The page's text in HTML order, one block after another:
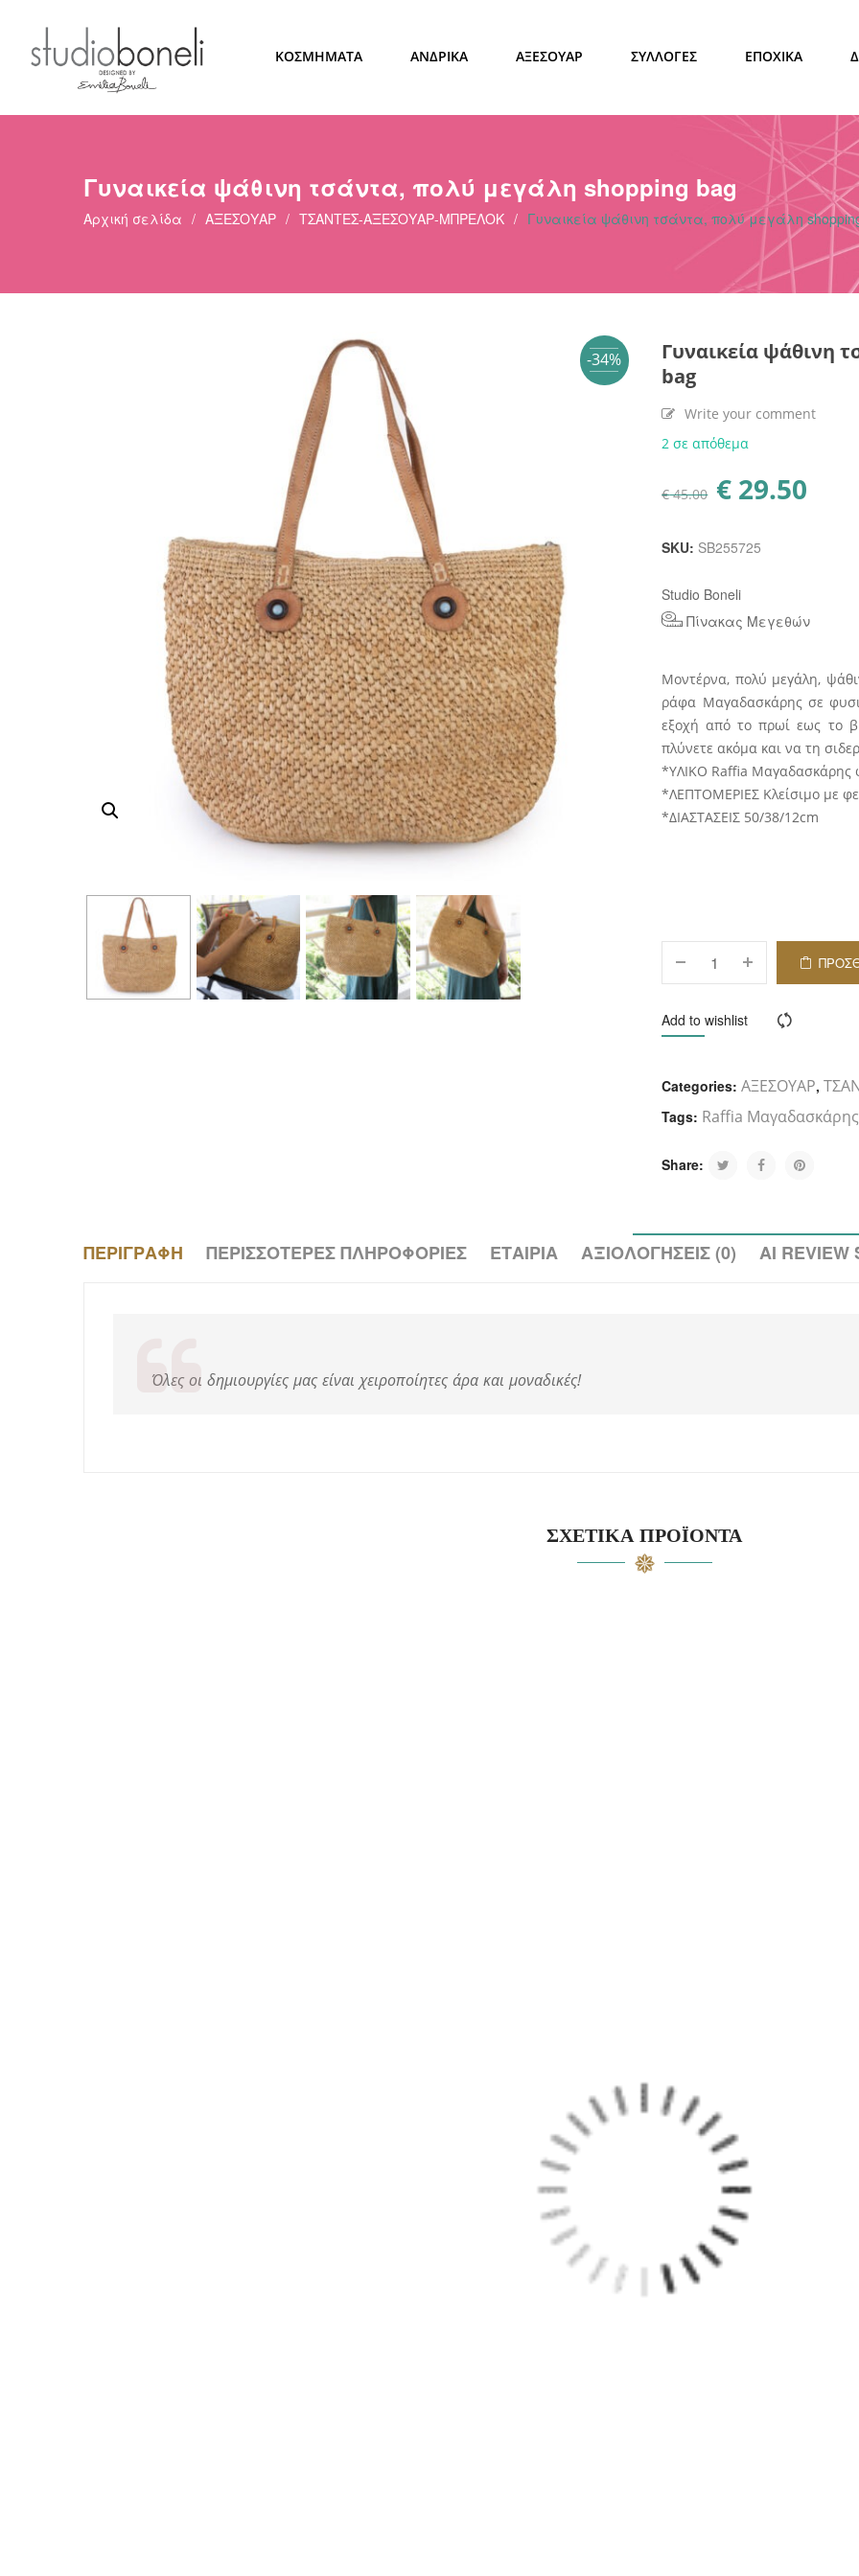
ΚΟΣΜΗΜΑΤΑ ΑΝΔΡΙΚΑ ΑΞΕΣΟΥΑΡ ΣΥΛΛΟΓΕΣ ΕΠΟΧΙΚΑ
Γυναικεία ψάθινη τσάντα, πολύ μεγάλη shopping bag
Αρχική σελίδα / ΑΞΕΣΟΥΑΡ / ΤΣΑΝΤΕΣ-ΑΞΕΣΟΥΑΡ-ΜΠΡΕΛΟΚ / Γυναικεία ψάθινη τσάντα, πολύ μεγάλη
-34%
Γυναικεία ψάθινη
bag
Write your comment
2 σε απόθεμα
€45.00
Original
price
€ 29.50
SKU: SB255725
Studio Boneli
Πίνακας Μεγεθών
Μοντέρνα, πολύ μεγάλη,
ράφα Μαγαδασκάρης σε
εξοχή από το πρωί εως το
πλύνετε ακόμα και να τη
*ΥΛΙΚΟ Raffia Μαγαδασκάρης
*ΛΕΠΤΟΜΕΡΙΕΣ Κλείσιμο με
*ΔΙΑΣΤΑΣΕΙΣ 50/38/12cm
Add to wishlist
Categories:ΑΞΕΣΟΥΑΡ,
Tags: Raffia Μαγαδασκάρης
Share:
ΠΕΡΙΓΡΑΦΉ ΠΕΡΙΣΣΌΤΕΡΕΣ ΠΛΗΡΟΦΟΡΊΕΣ ΕΤΑΙΡΊΑ ΑΞΙΟΛΟΓΉΣΕΙΣ (0) AI REVIEW
Όλες οι δημιουργίες μας είναι χειροποίητες άρα και μοναδικές!
ΣΧΕΤΙΚΆ ΠΡΟΪΌΝΤΑ